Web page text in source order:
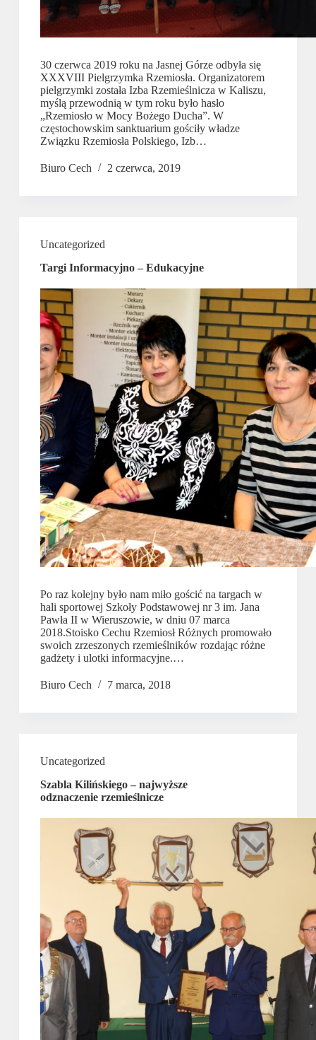
30 czerwca 2019 roku na Jasnej Górze odbyła się
XXXVIII Pielgrzymka Rzemiosła. Organizatorem
pielgrzymki została Izba Rzemieślnicza w Kaliszu,
myślą przewodnią w tym roku było hasło
„Rzemiosło w Mocy Bożego Ducha”. W
częstochowskim sanktuarium gościły władze
Związku Rzemiosła Polskiego, Izb…
Biuro Cech 2 czerwca, 2019
Uncategorized
Targi Informacyjno – Edukacyjne
Po raz kolejny było nam miło gościć na targach w
hali sportowej Szkoły Podstawowej nr 3 im. Jana
Pawła II w Wieruszowie, w dniu 07 marca
2018.Stoisko Cechu Rzemiosł Różnych promowało
swoich zrzeszonych rzemieślników rozdając różne
gadżety i ulotki informacyjne.…
Biuro Cech 7 marca, 2018
Uncategorized
Szabla Kilińskiego – najwyższe
odznaczenie rzemieślnicze